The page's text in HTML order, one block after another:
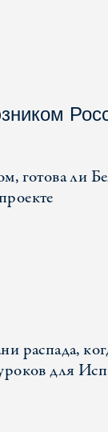
готова ли
распада,
для